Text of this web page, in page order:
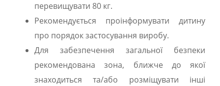
перевищувати 80 кг.
Рекомендується проінформувати дитину
про порядок застосування виробу.
Для забезпечення загальної безпеки
рекомендована зона, ближче до якої
знаходиться та/або розміщувати інші